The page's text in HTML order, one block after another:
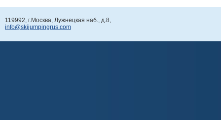
119992, г.Москва, Лужнецкая наб., д.8,
info@skijumpingrus.com